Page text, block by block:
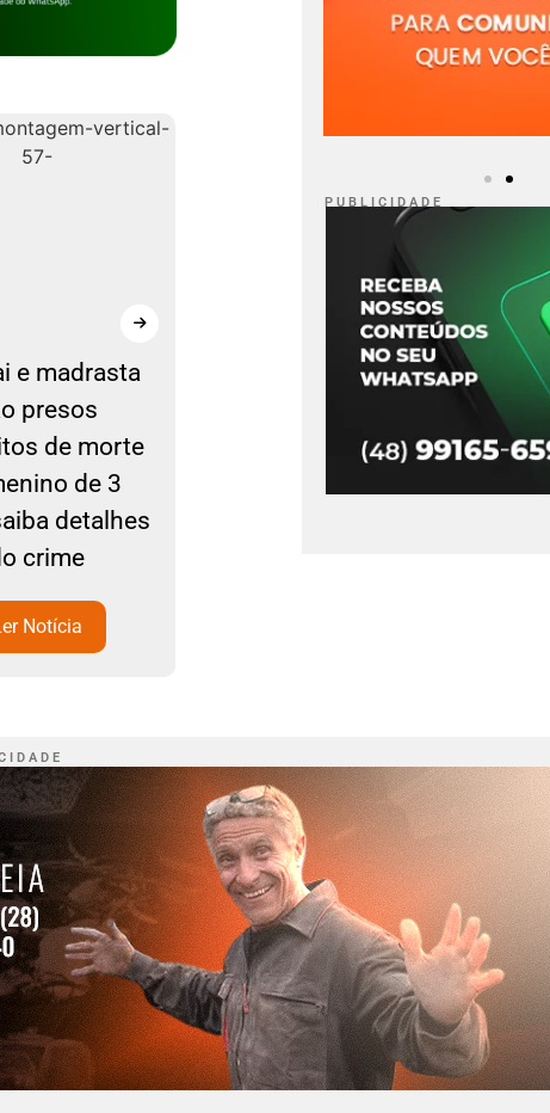
e madrasta
presos
de morte
de 3
detalhes
crime
Notícia
PM apreende
anos que pilotava
P U B L I C I D A D E
I D A D E